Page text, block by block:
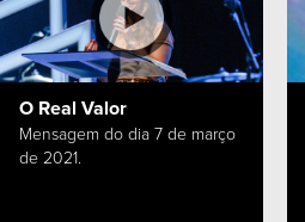
O Real Valor
Mensagem do dia 7 de março
de 2021.